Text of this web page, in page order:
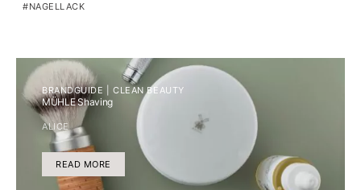
NAGELLACK
BRANDGUIDE | CLEAN BEAUTY
MÜHLE Shaving
ALICE
READ MORE